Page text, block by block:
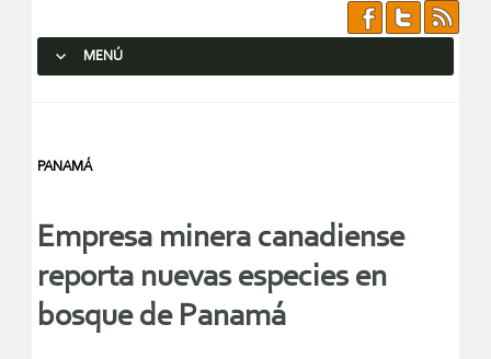
MENÚ
PANAMÁ
Empresa minera canadiense
reporta nuevas especies en
bosque de Panamá